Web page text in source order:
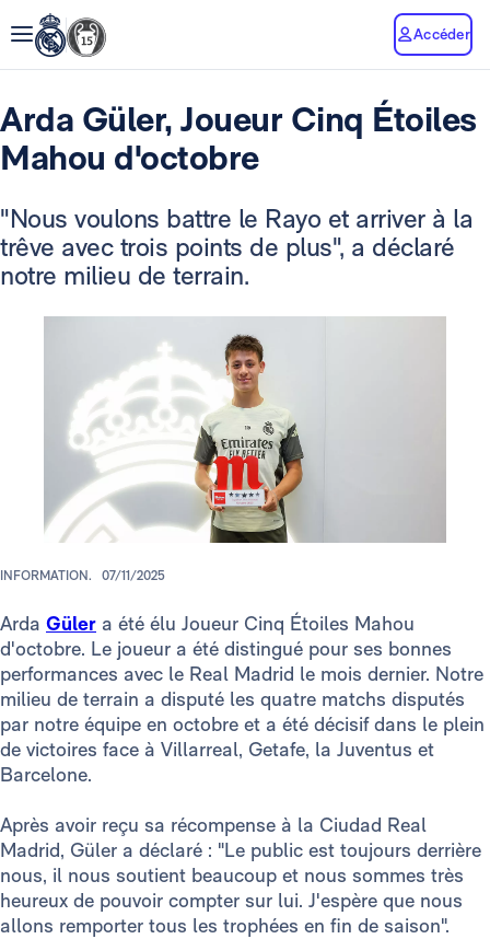
Accéder
Arda Güler, Joueur Cinq Étoiles
Mahou d'octobre
"Nous voulons battre le Rayo et arriver à la
trêve avec trois points de plus", a déclaré
notre milieu de terrain.
INFORMATION. 07/11/2025
Arda Güler a été élu Joueur Cinq Étoiles Mahou
d'octobre. Le joueur a été distingué pour ses bonnes
performances avec le Real Madrid le mois dernier. Notre
milieu de terrain a disputé les quatre matchs disputés
par notre équipe en octobre et a été décisif dans le plein
de victoires face à Villarreal, Getafe, la Juventus et
Barcelone.
Après avoir reçu sa récompense à la Ciudad Real
Madrid, Güler a déclaré : "Le public est toujours derrière
nous, il nous soutient beaucoup et nous sommes très
heureux de pouvoir compter sur lui. J'espère que nous
allons remporter tous les trophées en fin de saison".